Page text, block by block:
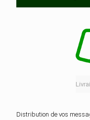
Distribution de vos